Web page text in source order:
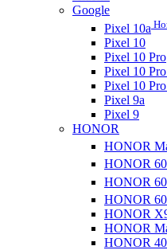
Google
Pixel 10a
Pixel 10
Pixel 10 Pro
Pixel 10
Pixel 10
Pixel 9a
Pixel 9
HONOR
HONOR
HONOR
HONOR
HONOR
HONOR
HONOR
HONOR